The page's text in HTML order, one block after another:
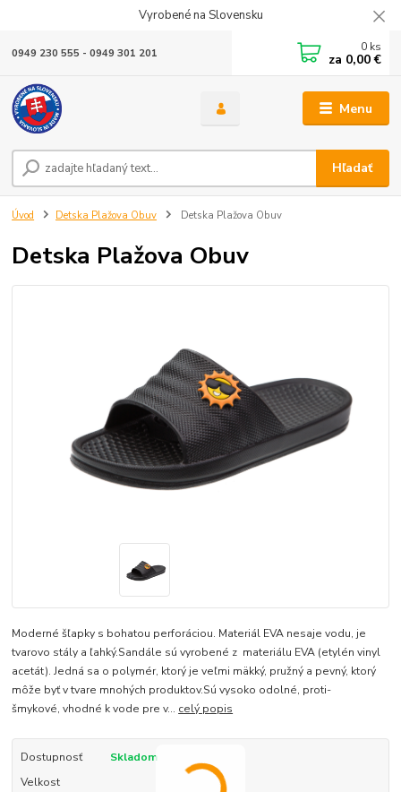
Vyrobené na Slovensku
Menu
Hľadať
0949 230 555 - 0949 301 201 0 ks
za 0,00 €
Úvod Detska Plažova Obuv Detska Plažova Obuv
Detska Plažova Obuv
Moderné šľapky s bohatou perforáciou. Materiál EVA nesaje vodu, je
tvarovo stály a ľahký.Sandále sú vyrobené z materiálu EVA (etylén vinyl
acetát). Jedná sa o polymér, ktorý je veľmi mäkký, pružný a pevný, ktorý
môže byť v tvare mnohých produktov.Sú vysoko odolné, proti-
šmykové, vhodné k vode pre v... celý popis
Dostupnosť
Skladom
Velkost